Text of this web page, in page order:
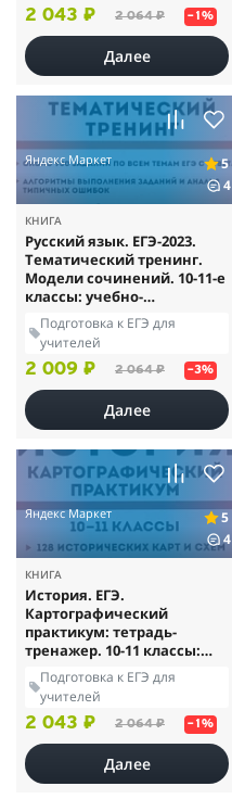
2 043 ₽ 2 064 ₽ –1%
Далее
Яндекс Маркет
5
4
КНИГА
Русский язык. ЕГЭ-2023.
Тематический тренинг.
Модели сочинений. 10-11-е
классы: учебно-
методическое пособие
Подготовка к ЕГЭ для
учителей
2 009 ₽ 2 064 ₽ –3%
Далее
Яндекс Маркет
5
4
КНИГА
История. ЕГЭ.
Картографический
практикум: тетрадь-
тренажер. 10-11 классы:
учебное пособие
Подготовка к ЕГЭ для
учителей
2 043 ₽ 2 064 ₽ –1%
Далее